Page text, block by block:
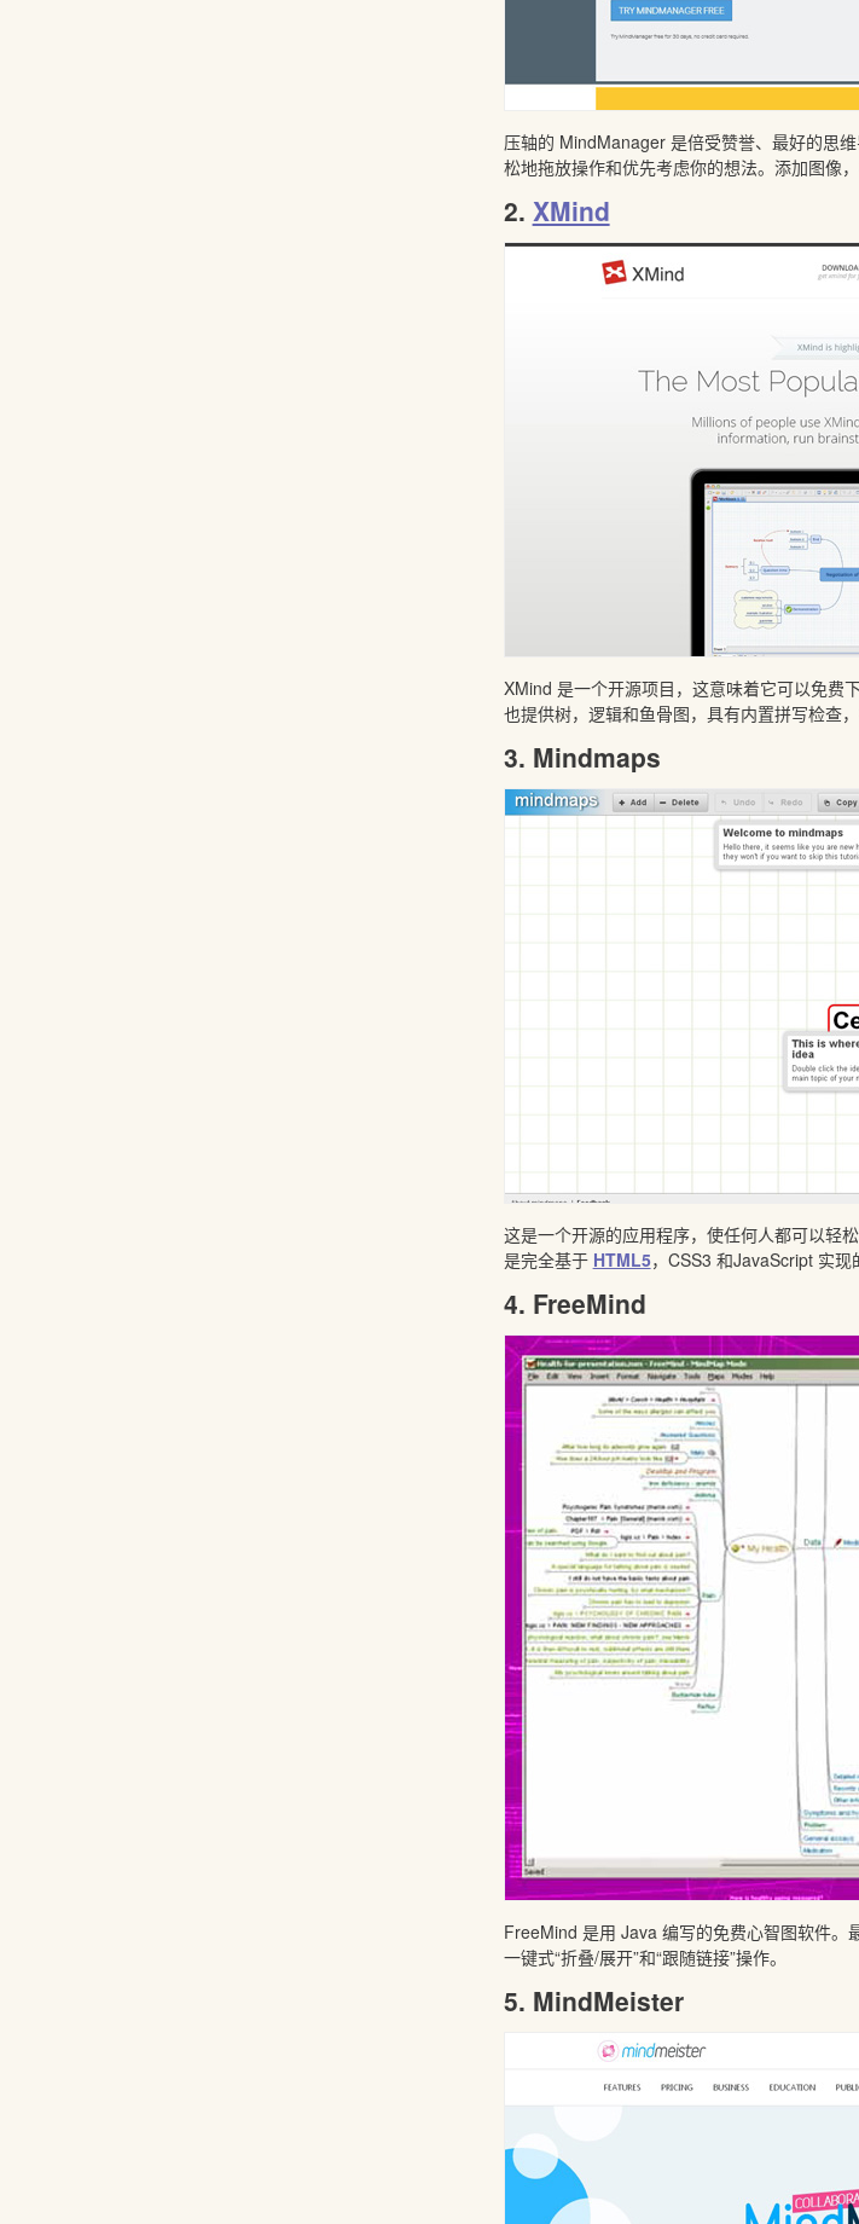
压轴的 MindManager 是倍受赞誉、最好的思
松地拖放操作和优先考虑你的想法。添加图像
2. XMind
XMind 是一个开源项目，这意味着它可以免费
也提供树，逻辑和鱼骨图，具有内置拼写检查
3. Mindmaps
这是一个开源的应用程序，使任何人都可以轻
是完全基于 HTML5，CSS3 和JavaScript 实现
4. FreeMind
FreeMind 是用 Java 编写的免费心智图软件
一键式“折叠/展开”和“跟随链接”操作。
5. MindMeister